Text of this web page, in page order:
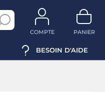
COMPTE PANIER
BESOIN D'AIDE